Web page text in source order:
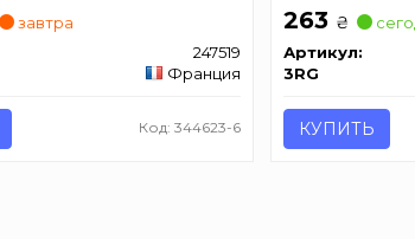
завтра
247519
Франция
Код: 344623-6
263 ₴
Артикул:
3RG
КУПИТЬ